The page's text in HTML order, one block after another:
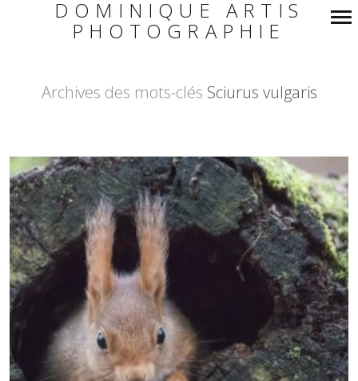
Navigation
DOMINIQUE ARTIS
PHOTOGRAPHIE
Archives des mots-clés Sciurus vulgaris